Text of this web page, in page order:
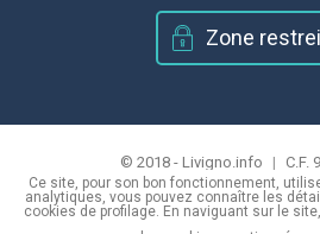
Zone
© 2018 - Livigno.info |
C.F.
|
Politique de confidentialité et de
|
Site créé par
Ce site, pour son bon fonctionnement,
analytiques, vous pouvez connaître les
cookies de profilage. En naviguant sur le